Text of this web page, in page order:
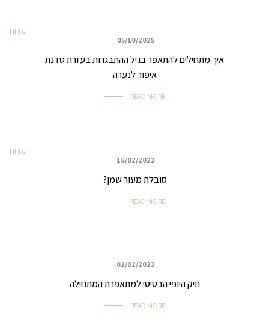
05/10/2025
איך מתחילים להתאפר בגיל ההתבגרות בעזרת סדנת
איפור לנערה
READ MORE
18/02/2022
סובלת מעור שמן?
READ MORE
02/02/2022
תיק היופי הבסיסי למתאפרת המתחילה
READ MORE